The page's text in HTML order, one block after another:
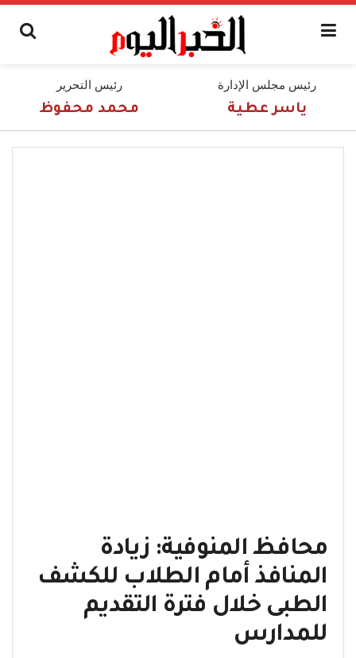
رئيس مجلس الإدارة
ياسر عطية
رئيس التحرير
محمد محفوظ
محافظ المنوفية: زيادة
المنافذ أمام الطلاب للكشف
الطبى خلال فترة التقديم
للمدارس